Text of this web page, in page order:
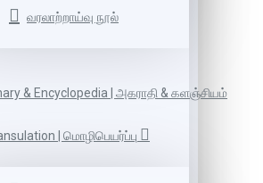
வரலாற்றாய்வு நூல்
& Encyclopedia | அகராதி & களஞ்சியம்
| மொழிபெயர்ப்பு